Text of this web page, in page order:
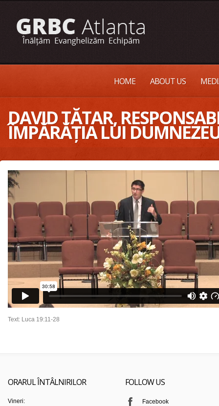
HOME ABOUT US
DAVID TĂTAR,
ÎMPĂRĂȚIA LUI
Text: Luca 19:11-28
ORARUL ÎNTÂLNIRILOR
Vineri:
FOLLOW US
Facebook